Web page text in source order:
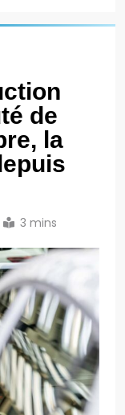
de
la
3 mins